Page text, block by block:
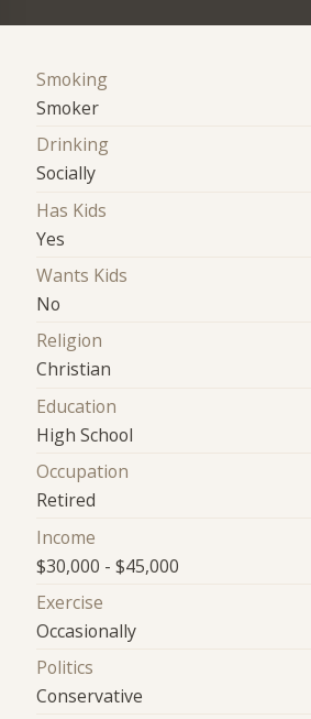
Smoking
Smoker
Drinking
Socially
Has Kids
Yes
Wants Kids
No
Religion
Christian
Education
High School
Occupation
Retired
Income
$30,000 - $45,000
Exercise
Occasionally
Politics
Conservative